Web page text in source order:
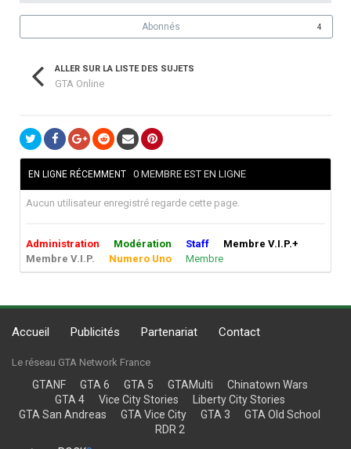
Abonnés 4
ALLER SUR LA LISTE DES SUJETS
GTA Online
EN LIGNE RÉCEMMENT 0 MEMBRE EST EN LIGNE
Aucun utilisateur enregistré regarde cette page.
Administration Modération Staff
Membre V.I.P.+
Membre V.I.P.
Numero Uno Membre
Accueil Publicités Partenariat Contact
Le réseau GTA Network France
GTANF GTA 6 GTA 5 GTAMulti
Chinatown Wars
GTA 4
Vice City Stories
Liberty City Stories
GTA San Andreas
GTA Vice City GTA 3
GTA Old School
RDR 2